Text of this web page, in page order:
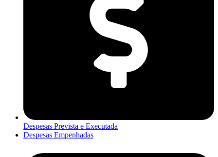
Despesas Prevista e Executada
Despesas Empenhadas